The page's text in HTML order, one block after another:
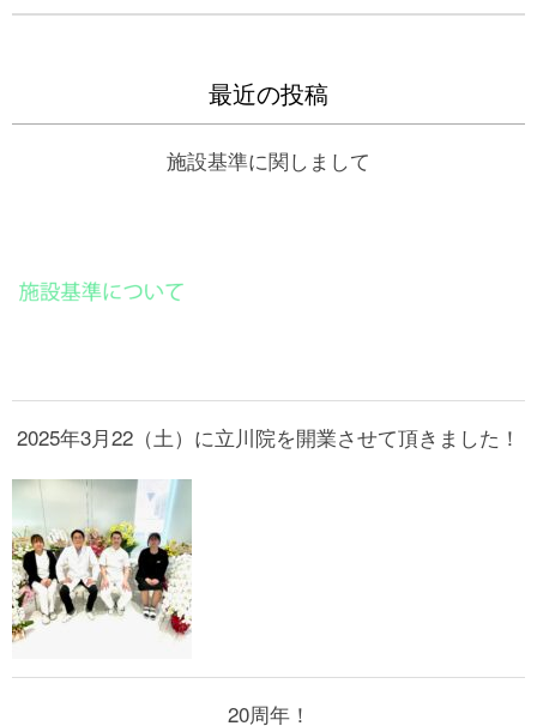
最近の投稿
施設基準に関しまして
2025年3月22（土）に立川院を開業させて頂きました！
20周年！